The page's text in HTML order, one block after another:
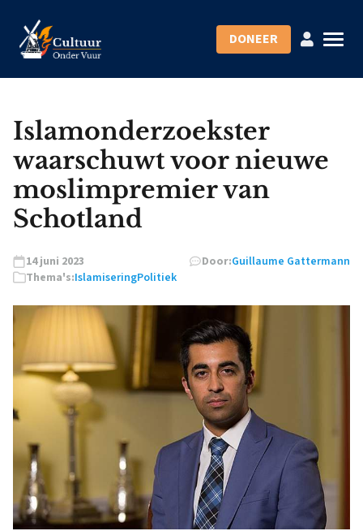
DONEER
Islamonderzoekster
waarschuwt voor nieuwe
moslimpremier van
Schotland
14 juni 2023 Door:Guillaume Gattermann
Thema's:IslamiseringPolitiek